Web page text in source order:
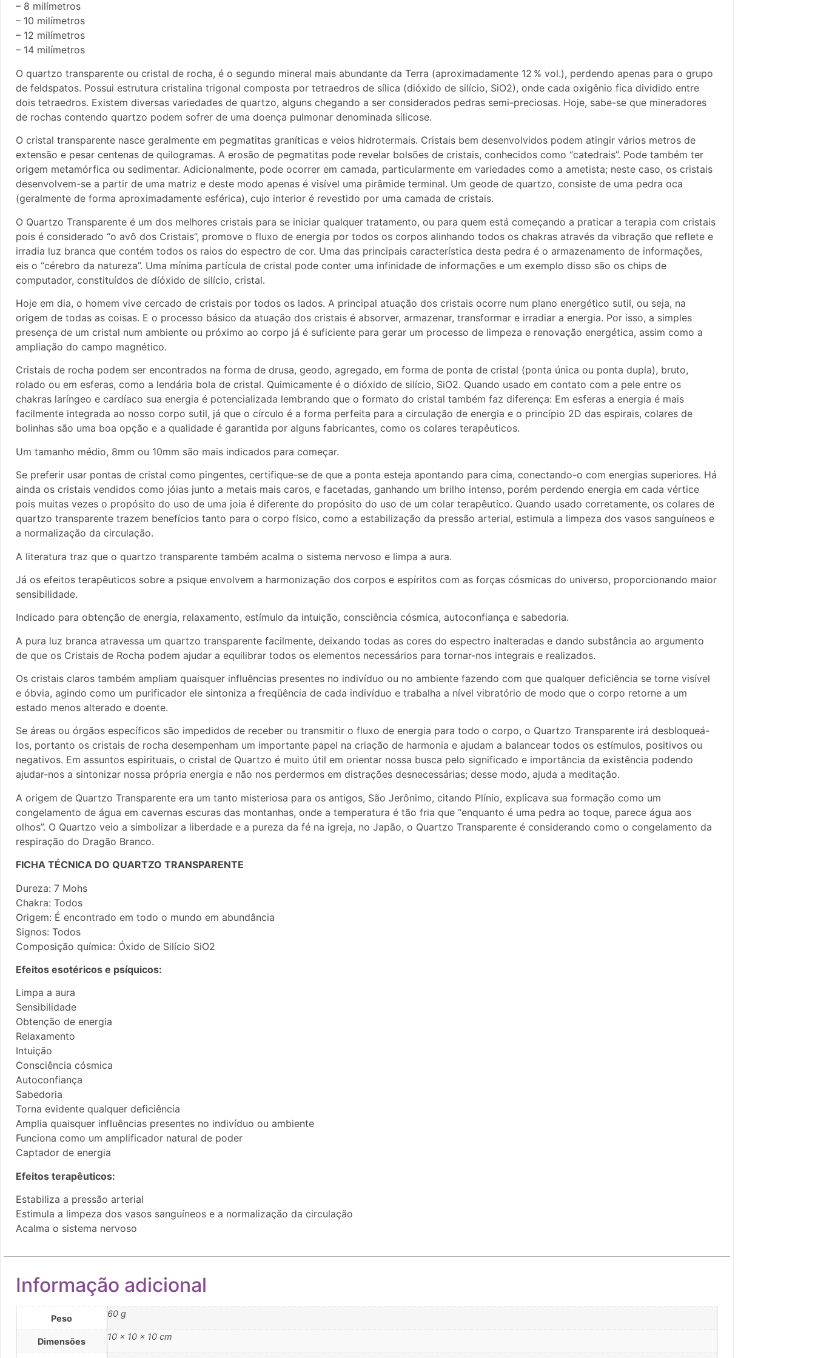
– 8 milímetros
– 10 milímetros
– 12 milímetros
– 14 milímetros
O quartzo transparente ou cristal de rocha, é o segundo mineral mais abundante da Terra (aproximadamente 12 % vol.), perdendo apenas para o grupo
de feldspatos. Possui estrutura cristalina trigonal composta por tetraedros de sílica (dióxido de silício, SiO2), onde cada oxigênio fica dividido entre
dois tetraedros. Existem diversas variedades de quartzo, alguns chegando a ser considerados pedras semi-preciosas. Hoje, sabe-se que mineradores
de rochas contendo quartzo podem sofrer de uma doença pulmonar denominada silicose.
O cristal transparente nasce geralmente em pegmatitas graníticas e veios hidrotermais. Cristais bem desenvolvidos podem atingir vários metros de
extensão e pesar centenas de quilogramas. A erosão de pegmatitas pode revelar bolsões de cristais, conhecidos como “catedrais”. Pode também ter
origem metamórfica ou sedimentar. Adicionalmente, pode ocorrer em camada, particularmente em variedades como a ametista; neste caso, os cristais
desenvolvem-se a partir de uma matriz e deste modo apenas é visível uma pirâmide terminal. Um geode de quartzo, consiste de uma pedra oca
(geralmente de forma aproximadamente esférica), cujo interior é revestido por uma camada de cristais.
O Quartzo Transparente é um dos melhores cristais para se iniciar qualquer tratamento, ou para quem está começando a praticar a terapia com cristais
pois é considerado “o avô dos Cristais”, promove o fluxo de energia por todos os corpos alinhando todos os chakras através da vibração que reflete e
irradia luz branca que contém todos os raios do espectro de cor. Uma das principais característica desta pedra é o armazenamento de informações,
eis o “cérebro da natureza”. Uma mínima partícula de cristal pode conter uma infinidade de informações e um exemplo disso são os chips de
computador, constituídos de díóxido de silício, cristal.
Hoje em dia, o homem vive cercado de cristais por todos os lados. A principal atuação dos cristais ocorre num plano energético sutil, ou seja, na
origem de todas as coisas. E o processo básico da atuação dos cristais é absorver, armazenar, transformar e irradiar a energia. Por isso, a simples
presença de um cristal num ambiente ou próximo ao corpo já é suficiente para gerar um processo de limpeza e renovação energética, assim como a
ampliação do campo magnético.
Cristais de rocha podem ser encontrados na forma de drusa, geodo, agregado, em forma de ponta de cristal (ponta única ou ponta dupla), bruto,
rolado ou em esferas, como a lendária bola de cristal. Quimicamente é o dióxido de silício, SiO2. Quando usado em contato com a pele entre os
chakras laríngeo e cardíaco sua energia é potencializada lembrando que o formato do cristal também faz diferença: Em esferas a energia é mais
facilmente integrada ao nosso corpo sutil, já que o círculo é a forma perfeita para a circulação de energia e o princípio 2D das espirais, colares de
bolinhas são uma boa opção e a qualidade é garantida por alguns fabricantes, como os colares terapêuticos.
Um tamanho médio, 8mm ou 10mm são mais indicados para começar.
Se preferir usar pontas de cristal como pingentes, certifique-se de que a ponta esteja apontando para cima, conectando-o com energias superiores. Há
ainda os cristais vendidos como jóias junto a metais mais caros, e facetadas, ganhando um brilho intenso, porém perdendo energia em cada vértice
pois muitas vezes o propósito do uso de uma joia é diferente do propósito do uso de um colar terapêutico. Quando usado corretamente, os colares de
quartzo transparente trazem benefícios tanto para o corpo físico, como a estabilização da pressão arterial, estimula a limpeza dos vasos sanguíneos e
a normalização da circulação.
A literatura traz que o quartzo transparente também acalma o sistema nervoso e limpa a aura.
Já os efeitos terapêuticos sobre a psique envolvem a harmonização dos corpos e espíritos com as forças cósmicas do universo, proporcionando maior
sensibilidade.
Indicado para obtenção de energia, relaxamento, estímulo da intuição, consciência cósmica, autoconfiança e sabedoria.
A pura luz branca atravessa um quartzo transparente facilmente, deixando todas as cores do espectro inalteradas e dando substância ao argumento
de que os Cristais de Rocha podem ajudar a equilibrar todos os elementos necessários para tornar-nos integrais e realizados.
Os cristais claros também ampliam quaisquer influências presentes no indivíduo ou no ambiente fazendo com que qualquer deficiência se torne visível
e óbvia, agindo como um purificador ele sintoniza a freqüência de cada indivíduo e trabalha a nível vibratório de modo que o corpo retorne a um
estado menos alterado e doente.
Se áreas ou órgãos específicos são impedidos de receber ou transmitir o fluxo de energia para todo o corpo, o Quartzo Transparente irá desbloqueá-
los, portanto os cristais de rocha desempenham um importante papel na criação de harmonia e ajudam a balancear todos os estímulos, positivos ou
negativos. Em assuntos espirituais, o cristal de Quartzo é muito útil em orientar nossa busca pelo significado e importância da existência podendo
ajudar-nos a sintonizar nossa própria energia e não nos perdermos em distrações desnecessárias; desse modo, ajuda a meditação.
A origem de Quartzo Transparente era um tanto misteriosa para os antigos, São Jerônimo, citando Plínio, explicava sua formação como um
congelamento de água em cavernas escuras das montanhas, onde a temperatura é tão fria que “enquanto é uma pedra ao toque, parece água aos
olhos”. O Quartzo veio a simbolizar a liberdade e a pureza da fé na igreja, no Japão, o Quartzo Transparente é considerando como o congelamento da
respiração do Dragão Branco.
FICHA TÉCNICA DO QUARTZO TRANSPARENTE
Dureza: 7 Mohs
Chakra: Todos
Origem: É encontrado em todo o mundo em abundância
Signos: Todos
Composição química: Óxido de Silício SiO2
Efeitos esotéricos e psíquicos:
Limpa a aura
Sensibilidade
Obtenção de energia
Relaxamento
Intuição
Consciência cósmica
Autoconfiança
Sabedoria
Torna evidente qualquer deficiência
Amplia quaisquer influências presentes no indivíduo ou ambiente
Funciona como um amplificador natural de poder
Captador de energia
Efeitos terapêuticos:
Estabiliza a pressão arterial
Estimula a limpeza dos vasos sanguíneos e a normalização da circulação
Acalma o sistema nervoso
Informação adicional
Peso 60 g
Dimensões 10 × 10 × 10 cm